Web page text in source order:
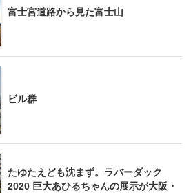
富士宮道路から見た富士山
ビル群
たゆたえども沈まず。ラバーダック
2020 巨大あひるちゃんの展示が大阪・